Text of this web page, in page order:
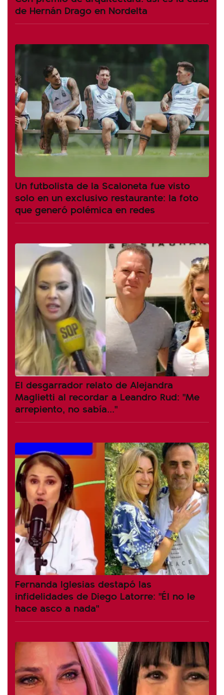
de Hernán Drago en Nordelta
Un futbolista de la Scaloneta fue visto
solo en un exclusivo restaurante: la foto
que generó polémica en redes
El desgarrador relato de Alejandra
Maglietti al recordar a Leandro Rud: "Me
arrepiento, no sabía..."
Fernanda Iglesias destapó las
infidelidades de Diego Latorre: "Él no le
hace asco a nada"